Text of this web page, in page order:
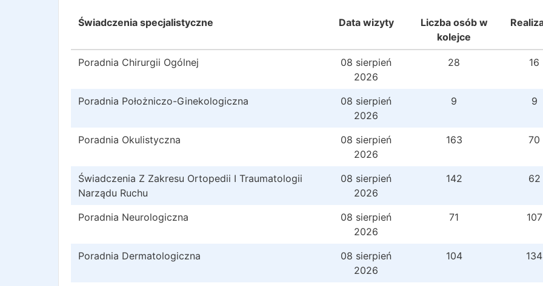
Świadczenia specjalistyczne Data wizyty
Liczba osób w
kolejce
Poradnia Chirurgii Ogólnej
08 sierpień
2026
28 16
Poradnia Położniczo-Ginekologiczna
08 sierpień
2026
9 9
Poradnia Okulistyczna
08 sierpień
2026
163 70
Świadczenia Z Zakresu Ortopedii I Traumatologii
Narządu Ruchu
08 sierpień
2026
142 62
Poradnia Neurologiczna
08 sierpień
2026
71 107
Poradnia Dermatologiczna
08 sierpień
2026
104 134